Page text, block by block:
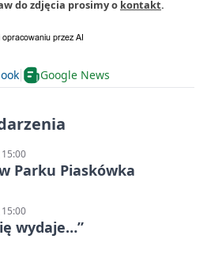
do zdjęcia prosimy o kontakt.
Google News
Parku Piaskówka
wydaje…”